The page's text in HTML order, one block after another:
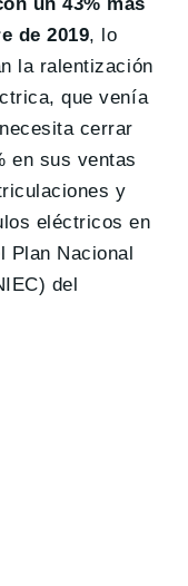
de 2019, lo
la ralentización
que venía
cerrar
en sus ventas
y
eléctricos en
Plan Nacional
del